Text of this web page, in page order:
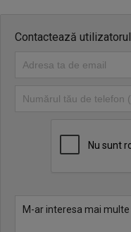
Contactează utilizatorul